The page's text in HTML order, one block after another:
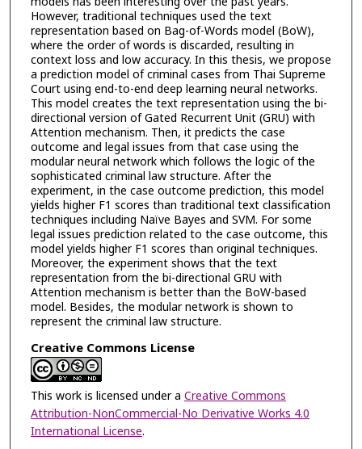
However, traditional techniques used the text
representation based on Bag-of-Words model (BoW),
where the order of words is discarded, resulting in
context loss and low accuracy. In this thesis, we propose
a prediction model of criminal cases from Thai Supreme
Court using end-to-end deep learning neural networks.
This model creates the text representation using the bi-
directional version of Gated Recurrent Unit (GRU) with
Attention mechanism. Then, it predicts the case
outcome and legal issues from that case using the
modular neural network which follows the logic of the
sophisticated criminal law structure. After the
experiment, in the case outcome prediction, this model
yields higher F1 scores than traditional text classification
techniques including Naïve Bayes and SVM. For some
legal issues prediction related to the case outcome, this
model yields higher F1 scores than original techniques.
Moreover, the experiment shows that the text
representation from the bi-directional GRU with
Attention mechanism is better than the BoW-based
model. Besides, the modular network is shown to
represent the criminal law structure.
Creative Commons License
This work is licensed under a Creative Commons
Attribution-NonCommercial-No Derivative Works 4.0
International License.